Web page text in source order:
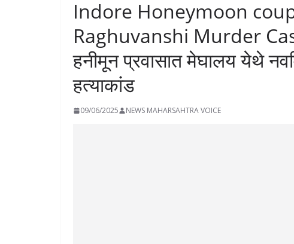
Indore Honeymoon
Raghuvanshi Murder
हनीमून प्रवासात मेघालय येथे
हत्याकांड
09/06/2025 NEWS MAHARSAHTRA VOICE